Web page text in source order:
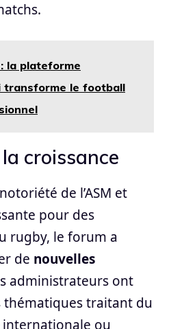
la plateforme
transforme le football
la croissance
de l’ASM et
pour des
rugby, le forum a
de nouvelles
administrateurs ont
thématiques traitant du
internationale ou